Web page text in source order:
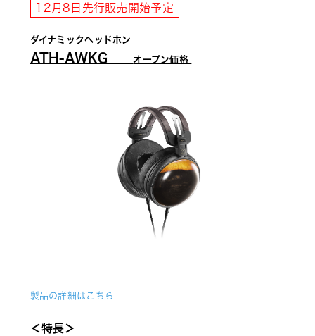
12月8日先行販売開始予定
ダイナミックヘッドホン
ATH-AWKG オープン価格
製品の詳細はこちら
＜特長＞